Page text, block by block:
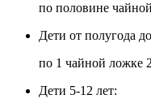
по половине
Дети от полугода
по 1 чайной ложке
Дети 5-12 лет: